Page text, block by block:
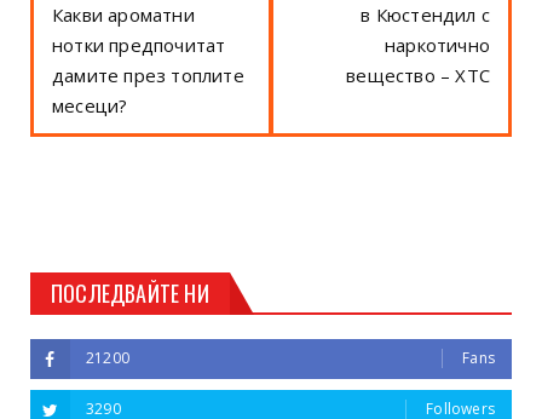
Какви ароматни
нотки предпочитат
дамите през топлите
месеци?
в Кюстендил с
наркотично
вещество – ХТС
ПОСЛЕДВАЙТЕ НИ
21200 Fans
3290 Followers